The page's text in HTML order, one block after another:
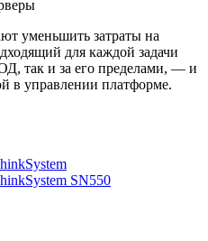
уменьшить затраты на
для каждой задачи
так и за его пределами, — и
в управлении платформе.
SN550